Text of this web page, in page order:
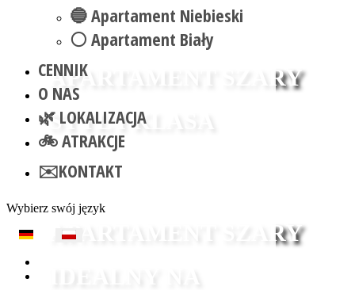
🔵 Apartament Niebieski
⚪ Apartament Biały
CENNIK
O NAS
🌿 LOKALIZACJA
🚲 ATRAKCJE
✉️KONTAKT
Wybierz swój język
Przedstawiamy
APARTAMENT SZARY
STYL I KLASA
Przedstawiamy
APARTAMENT SZARY